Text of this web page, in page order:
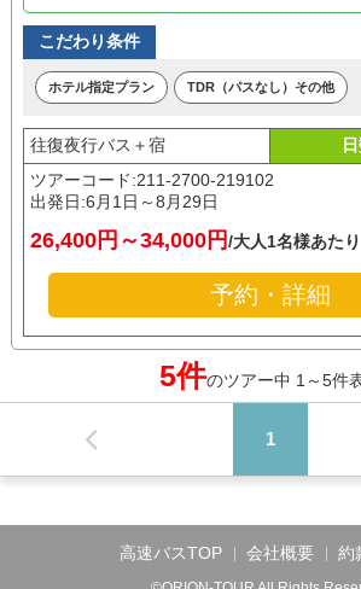
こだわり条件
ホテル指定プラン TDR（パスなし）その他
往復夜行バス＋宿
ツアーコード:211-2700-219102
出発日:6月1日～8月29日
26,400円～34,000円/大人1名様あたり
予約・詳細
5件のツアー中 1～5件
1
高速バスTOP 会社概要 約